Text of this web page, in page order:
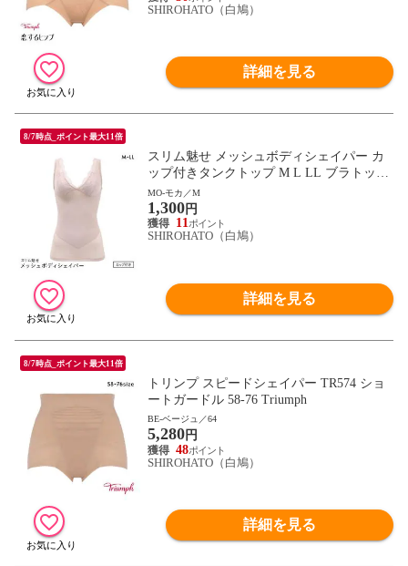
SHIROHATO（白鳩）
詳細を見る
8/7時点_ポイント最大11倍
スリム魅せ メッシュボディシェイパー カ
ップ付きタンクトップ M L LL ブラトップ
美姿勢 ムレナイ 着やせ 背中 スタイルアッ
プ 補整
MO-モカ／M
1,300円
11
SHIROHATO（白鳩）
詳細を見る
8/7時点_ポイント最大11倍
トリンプ スピードシェイパー TR574 ショ
ートガードル 58-76 Triumph
BE-ベージュ／64
5,280円
48
SHIROHATO（白鳩）
詳細を見る